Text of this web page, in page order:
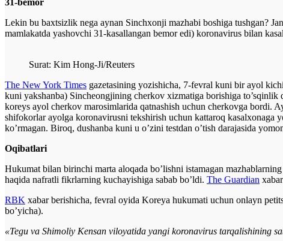
31-bemor
Lekin bu baxtsizlik nega aynan Sinchxonji mazhabi boshiga tushgan?
mamlakatda yashovchi 31-kasallangan bemor edi) koronavirus bilan
Surat: Kim Hong-Ji/Reuters
The New York Times gazetasining yozishicha, 7-fevral kuni bir ayol
kuni yakshanba) Sincheongjining cherkov xizmatiga borishiga
koreys ayol cherkov marosimlarida qatnashish uchun cherkovga bordi.
shifokorlar ayolga koronavirusni tekshirish uchun kattaroq kasalxonaga
ko’rmagan. Biroq, dushanba kuni u o’zini testdan o’tish darajasida
Oqibatlari
Hukumat bilan birinchi marta aloqada bo’lishni istamagan
haqida nafratli fikrlarning kuchayishiga sabab bo’ldi. The Guardian
RBK xabar berishicha, fevral oyida Koreya hukumati uchun onlayn
bo’yicha).
«Tegu va Shimoliy Kensan viloyatida yangi koronavirus tarqalishining